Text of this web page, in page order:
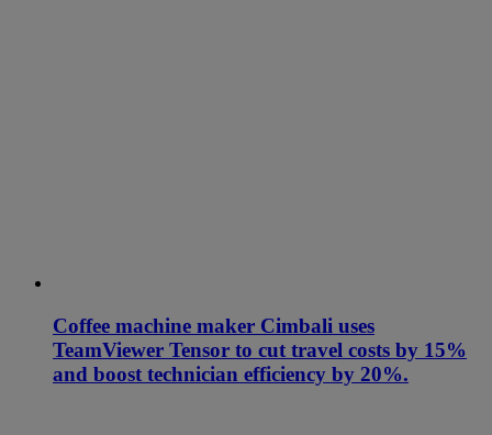
Coffee machine maker Cimbali uses
TeamViewer Tensor to cut travel costs by 15%
and boost technician efficiency by 20%.